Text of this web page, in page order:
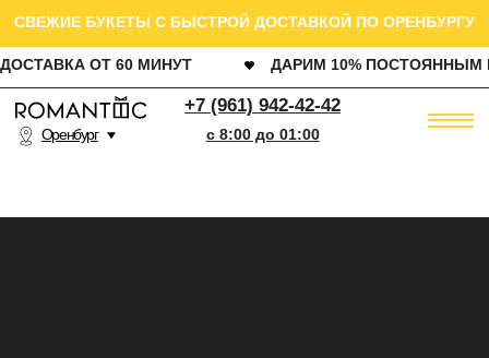
c 8:00 до 01:00
СВЕЖИЕ БУКЕТЫ С БЫСТРОЙ ДОСТАВКОЙ ПО ОРЕНБУРГУ
ДОСТАВКА ОТ 60 МИНУТ ДАРИМ 10% ПОСТОЯННЫМ КЛИЕНТАМ